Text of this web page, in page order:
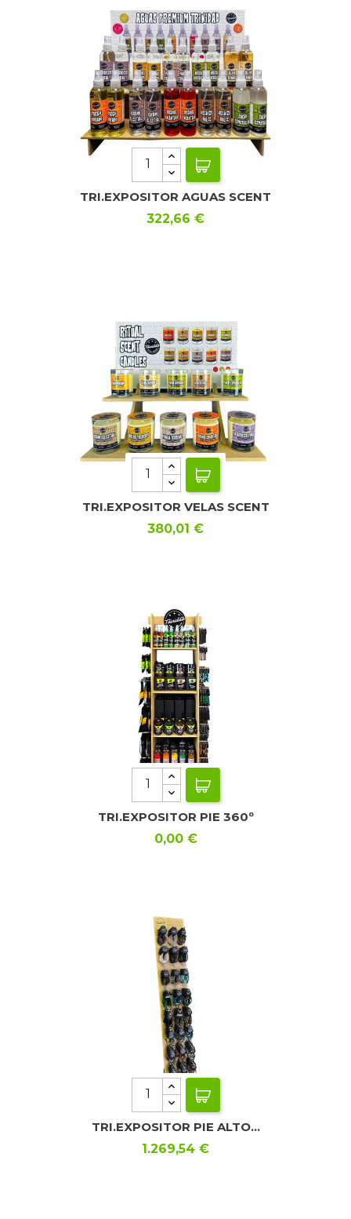
TRI.EXPOSITOR AGUAS SCENT
Precio
322,66 €
TRI.EXPOSITOR VELAS SCENT
Precio
380,01 €
TRI.EXPOSITOR PIE 360º
Precio
0,00 €
TRI.EXPOSITOR PIE ALTO...
Precio
1.269,54 €